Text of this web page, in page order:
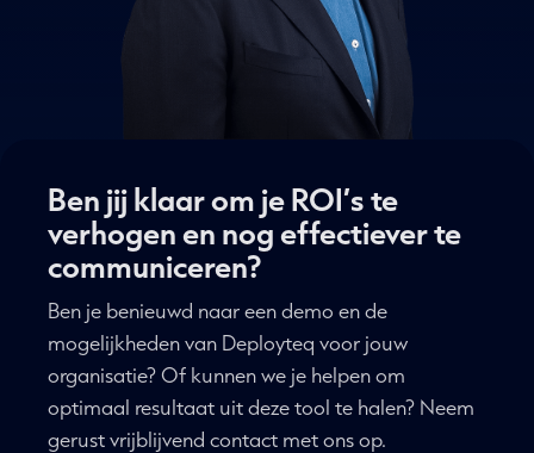
Ben jij klaar om je ROI’s te
verhogen en nog effectiever te
communiceren?
Ben je benieuwd naar een demo en de
mogelijkheden van Deployteq voor jouw
organisatie? Of kunnen we je helpen om
optimaal resultaat uit deze tool te halen? Neem
gerust vrijblijvend contact met ons op.